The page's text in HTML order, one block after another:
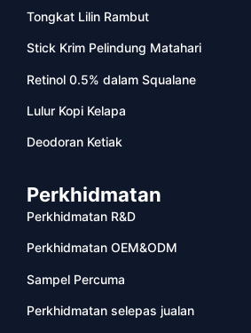
Tongkat Lilin Rambut
Stick Krim Pelindung Matahari
Retinol 0.5% dalam Squalane
Lulur Kopi Kelapa
Deodoran Ketiak
Perkhidmatan
Perkhidmatan R&D
Perkhidmatan OEM&ODM
Sampel Percuma
Perkhidmatan selepas jualan